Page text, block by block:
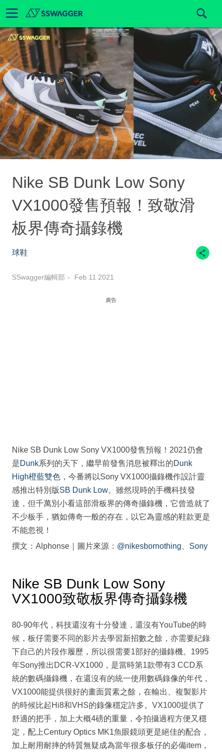
Nike SB Dunk Low Sony
VX1000發售預報！致敬滑
板界傳奇攝錄機
球鞋
SSwagger編輯部 Feb 11 2021
廣告
Nike SB Dunk Low Sony VX1000發售預報！2021仍會
是Dunk系列的天下，繼早前發售消息被釋出的Dunk
High橙藍雙色 ，今番將以Sony VX1000攝錄機作設計靈
感推出特別版SB Dunk Low。雖然現時的手機科技發
達，但千萬別小看這部滑板界的傳奇攝錄機，它曾造就了
不少板手，猶如傳奇一般的存在，以它為靈感的鞋款更是
不能忽視！
撰文：Alphonse｜圖片來源： @nikesbornothing Sony
Nike SB Dunk Low Sony
VX1000致敬板界傳奇攝錄機
80-90年代，科技還沒有十分發達，還沒有YouTube的時
候，板仔需要不同的影片去學習新招數之餘，亦需要紀錄
下自己的片段作履歷，所以很需要1部好的攝錄機。1995
年Sony推出DCR-VX1000，是當時第1款帶有3 CCD系
統的數碼攝錄機，在還沒有的統一使用數碼錄像的年代，
VX1000能提供很好的畫面質素之餘，在輸出、複製影片
的時候比起Hi8和VHS的錄像穩定許多。VX1000提供了
舒適的把手，加上大概4磅的重量，令拍攝過程方便又穩
定，配上Century Optics MK1魚眼鏡頭更是絕佳的配合，
加上耐用耐摔的特質無疑成為當年很多板仔的必備item，